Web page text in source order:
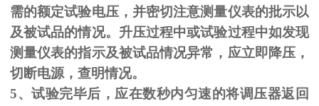
需的额定试验电压，并密切注意测量仪表的批示以
及被试品的情况。升压过程中或试验过程中如发现
测量仪表的指示及被试品情况异常，应立即降压，
切断电源，查明情况。
5、试验完毕后，应在数秒内匀速的将调压器返回